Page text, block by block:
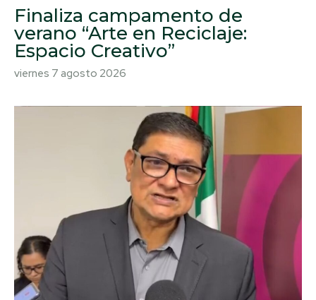
Finaliza campamento de
verano “Arte en Reciclaje:
Espacio Creativo”
viernes 7 agosto 2026